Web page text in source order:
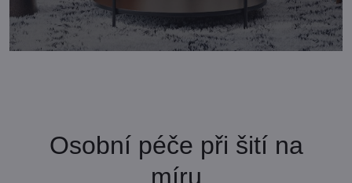
Osobní péče při šití na
míru